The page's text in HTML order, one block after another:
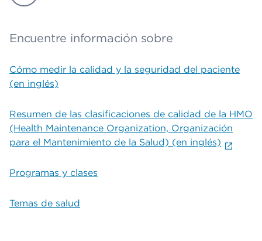
Encuentre información sobre
Cómo medir la calidad y la seguridad del paciente
(en inglés)
Resumen de las clasificaciones de calidad de la HMO
(Health Maintenance Organization, Organización
para el Mantenimiento de la Salud) (en inglés)
Programas y clases
Temas de salud